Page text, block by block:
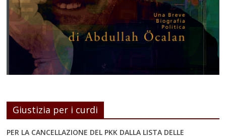
Giustizia per i curdi
PER LA CANCELLAZIONE DEL PKK DALLA LISTA DELLE